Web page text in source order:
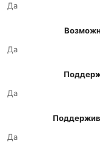
Да
Да
Да
Да